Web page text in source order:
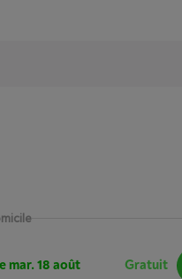
mar. 18 août Gratuit